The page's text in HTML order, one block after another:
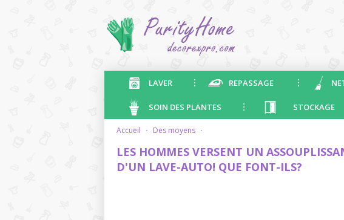
LAVER REPASSAGE
SOIN DES PLANTES STOCKAGE
accueil · des moyens ·
LES HOMMES VERSENT UN
D'UN LAVE-AUTO! QUE FONT-ILS?